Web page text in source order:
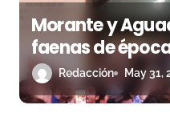
e
n
t
Morante y
faenas de
Roca Rey
lote a menos de
Redacción May 31,